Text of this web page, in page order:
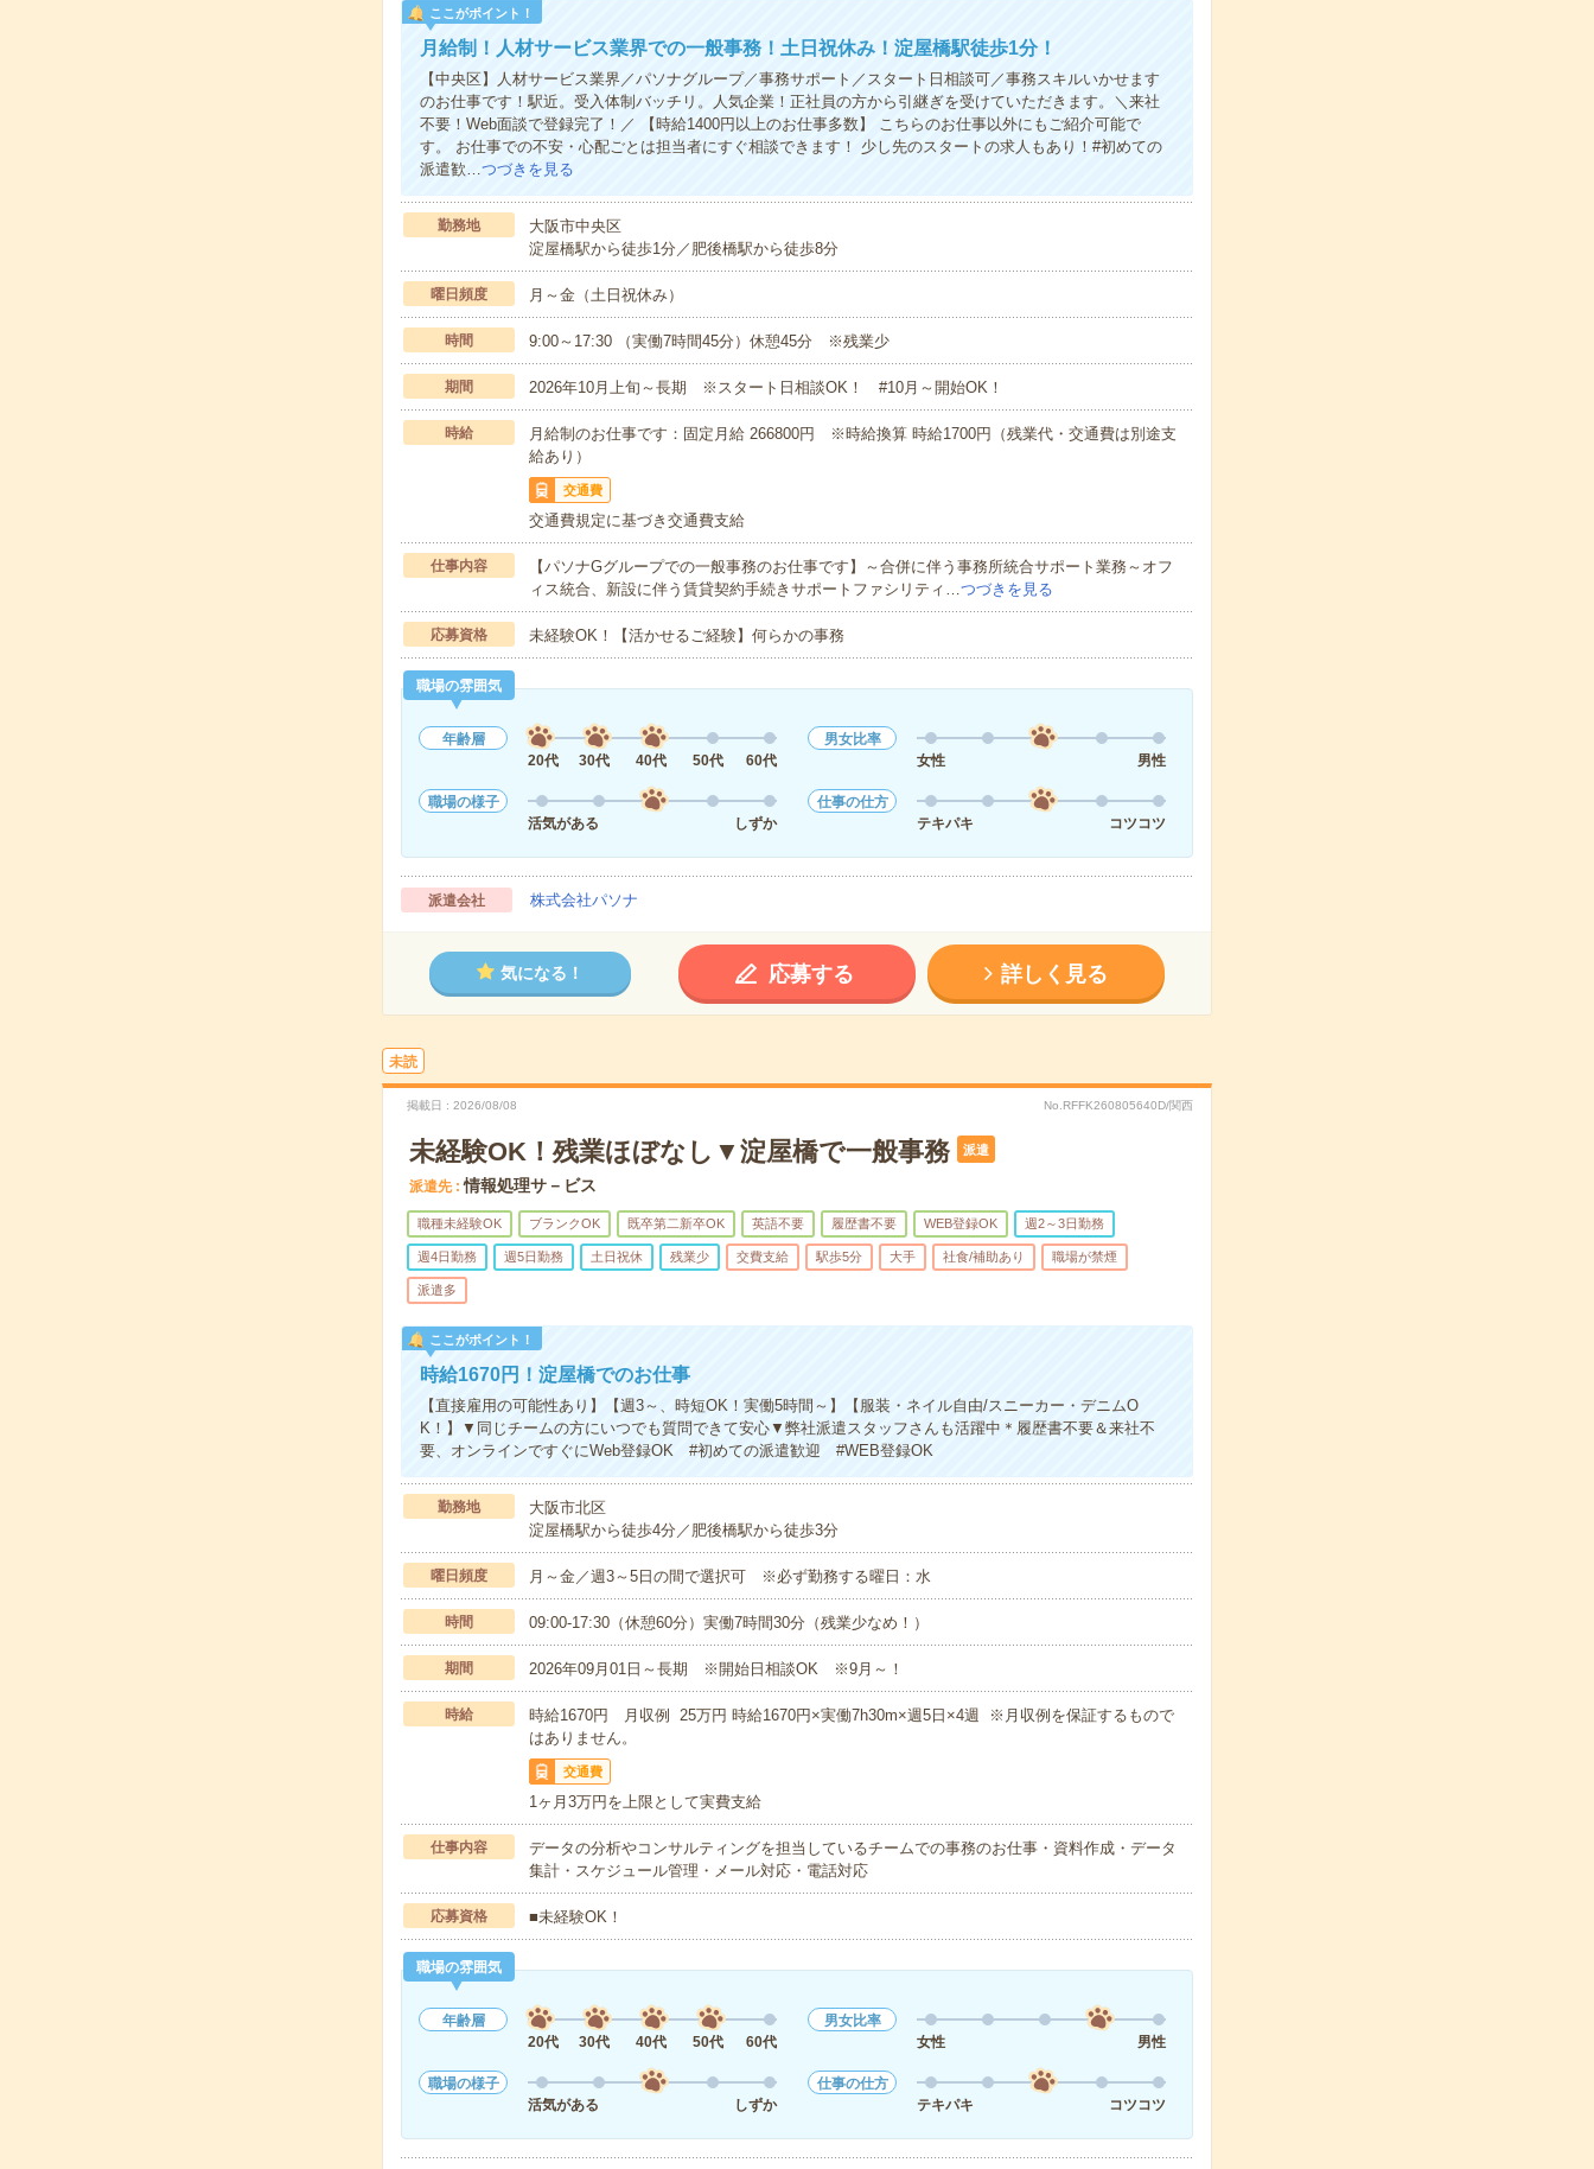
ここがポイント！
月給制！人材サービス業界での一般事務！土日祝休み！淀屋橋駅徒歩1分！
【中央区】人材サービス業界／パソナグループ／事務サポート／スタート日相談可／事務スキルいかせます
のお仕事です！駅近。受入体制バッチリ。人気企業！正社員の方から引継ぎを受けていただきます。＼来社
不要！Web面談で登録完了！／ 【時給1400円以上のお仕事多数】 こちらのお仕事以外にもご紹介可能で
す。 お仕事での不安・心配ごとは担当者にすぐ相談できます！ 少し先のスタートの求人もあり！#初めての
派遣歓…つづきを見る
勤務地
大阪市中央区
淀屋橋駅から徒歩1分／肥後橋駅から徒歩8分
曜日頻度 月～金（土日祝休み）
時間 9:00～17:30 （実働7時間45分）休憩45分 ※残業少
期間 2026年10月上旬～長期 ※スタート日相談OK！ #10月～開始OK！
時給
月給制のお仕事です：固定月給 266800円 ※時給換算 時給1700円（残業代・交通費は別途支
給あり）
交通費
交通費規定に基づき交通費支給
仕事内容
【パソナGグループでの一般事務のお仕事です】～合併に伴う事務所統合サポート業務～オフ
ィス統合、新設に伴う賃貸契約手続きサポートファシリティ…つづきを見る
応募資格 未経験OK！【活かせるご経験】何らかの事務
職場の雰囲気
年齢層
20代
30代 40代 50代 60代
男女比率
女性
男性
職場の様子
活気がある
しずか
仕事の仕方
テキパキ
コツコツ
派遣会社 株式会社パソナ
気になる！ 応募する 詳しく見る
未読
掲載日 2026/08/08 No.RFFK260805640D/関西
未経験OK！残業ほぼなし▼淀屋橋で一般事務 派遣
派遣先 情報処理サ－ビス
職種未経験OK ブランクOK 既卒第二新卒OK 英語不要 履歴書不要 WEB登録OK 週2～3日勤務
週4日勤務 週5日勤務 土日祝休 残業少 交費支給 駅歩5分 大手 社食/補助あり 職場が禁煙
派遣多
ここがポイント！
時給1670円！淀屋橋でのお仕事
【直接雇用の可能性あり】【週3～、時短OK！実働5時間～】【服装・ネイル自由/スニーカー・デニムO
K！】▼同じチームの方にいつでも質問できて安心▼弊社派遣スタッフさんも活躍中＊履歴書不要＆来社不
要、オンラインですぐにWeb登録OK #初めての派遣歓迎 #WEB登録OK
勤務地
大阪市北区
淀屋橋駅から徒歩4分／肥後橋駅から徒歩3分
曜日頻度 月～金／週3～5日の間で選択可 ※必ず勤務する曜日：水
時間 09:00-17:30（休憩60分）実働7時間30分（残業少なめ！）
期間 2026年09月01日～長期 ※開始日相談OK ※9月～！
時給
時給1670円 月収例 25万円 時給1670円×実働7h30m×週5日×4週 ※月収例を保証するもので
はありません。
交通費
1ヶ月3万円を上限として実費支給
仕事内容
データの分析やコンサルティングを担当しているチームでの事務のお仕事・資料作成・データ
集計・スケジュール管理・メール対応・電話対応
応募資格 ■未経験OK！
職場の雰囲気
年齢層
20代
30代 40代 50代 60代
男女比率
女性
男性
職場の様子
活気がある
しずか
仕事の仕方
テキパキ
コツコツ